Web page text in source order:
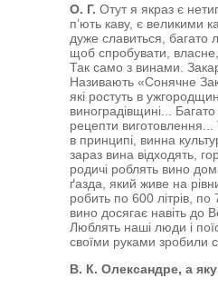
О. Г. Отут я якраз є
п’ють каву, є великими
дуже славиться,
щоб спробувати,
Так само з винами.
Називають «Сонячне
які ростуть в
виноградівщині...
рецепти виготовлення...
в принципі, винна
зараз вина відходять,
родичі роблять вино
ґазда, який живе на
робить по 600 літрів, по
вино досягає навіть до
Люблять наші люди і
своїми руками зробили
В. К. Олександре, а